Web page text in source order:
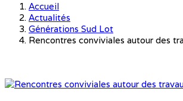
Accueil
Actualités
Générations Sud Lot
Rencontres conviviales autour des